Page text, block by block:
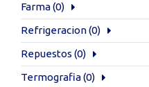
Farma(0)
Refrigeracion(0)
Repuestos (0)
Termografia(0)